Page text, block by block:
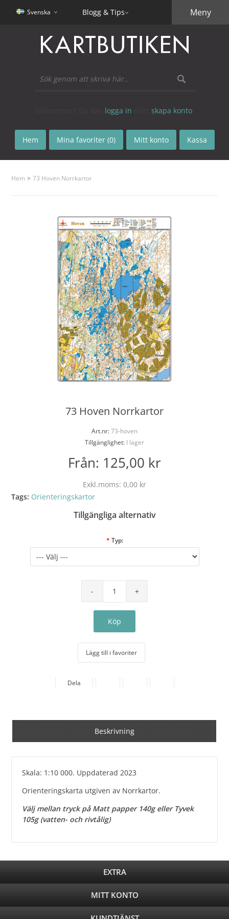
Svenska Blogg & Tips
logga in skapa konto
Hem Mina favoriter (0) Mitt konto Kassa
Meny
Hem »73 Hoven Norrkartor
73 Hoven Norrkartor
Art.nr:73-hoven
Tillgänglighet: I lager
Från: 125,00 kr
Exkl.moms: 0,00 kr
Tags: Orienteringskartor
Tillgängliga alternativ
* Typ:
Lägg till i favoriter
Dela
Beskrivning
Skala: 1:10 000. Uppdaterad 2023
Orienteringskarta utgiven av Norrkartor.
Välj mellan tryck på Matt papper 140g eller Tyvek
105g (vatten- och rivtålig)
EXTRA
MITT KONTO